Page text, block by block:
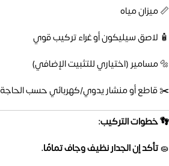
📏 ميزان مياه
🧴 لاصق سيليكون أو غراء تركيب قوي
🔩 مسامير (اختياري للتثبيت الإضافي)
✂️ قاطع أو منشار يدوي/كهربائي حسب الحاجة
👣 خطوات التركيب:
🧽تأكد إن الجدار نظيف وجاف تمامًا.